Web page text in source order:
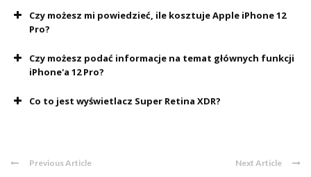
Czy możesz mi powiedzieć, ile kosztuje Apple iPhone 12
Pro?
Czy możesz podać informacje na temat głównych funkcji
iPhone'a 12 Pro?
Co to jest wyświetlacz Super Retina XDR?
Previous Article Next Article